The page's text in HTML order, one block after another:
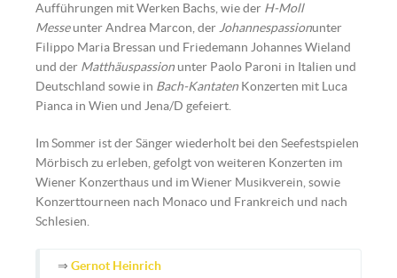
Aufführungen mit Werken Bachs, wie der H-Moll
Messeunter Andrea Marcon, der Johannespassionunter
Filippo Maria Bressan und Friedemann Johannes Wieland
und der Matthäuspassion unter Paolo Paroni in Italien und
Deutschland sowie in Bach-Kantaten Konzerten mit Luca
Pianca in Wien und Jena/D gefeiert.
Im Sommer ist der Sänger wiederholt bei den Seefestspielen
Mörbisch zu erleben, gefolgt von weiteren Konzerten im
Wiener Konzerthaus und im Wiener Musikverein, sowie
Konzerttourneen nach Monaco und Frankreich und nach
Schlesien.
⇒ Gernot Heinrich